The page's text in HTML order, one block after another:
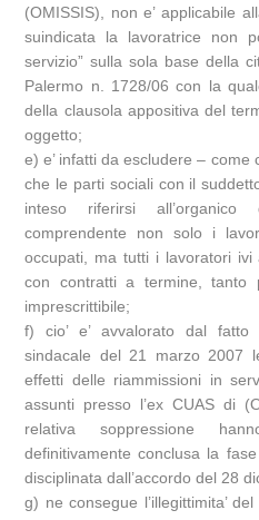
(OMISSIS), non e’ applicabile
suindicata la lavoratrice non
servizio” sulla sola base della
Palermo n. 1728/06 con la
della clausola appositiva del
oggetto;
e) e’ infatti da escludere – come
che le parti sociali con il
inteso riferirsi
comprendente non solo i
occupati, ma tutti i lavoratori ivi
con contratti a termine, tanto
imprescrittibile;
f) cio’ e’ avvalorato dal
sindacale del 21 marzo 2007
effetti delle riammissioni in
assunti presso l’ex CUAS di
relativa soppressione
definitivamente conclusa la
disciplinata dall’accordo del 28
g) ne consegue l’illegittimita’